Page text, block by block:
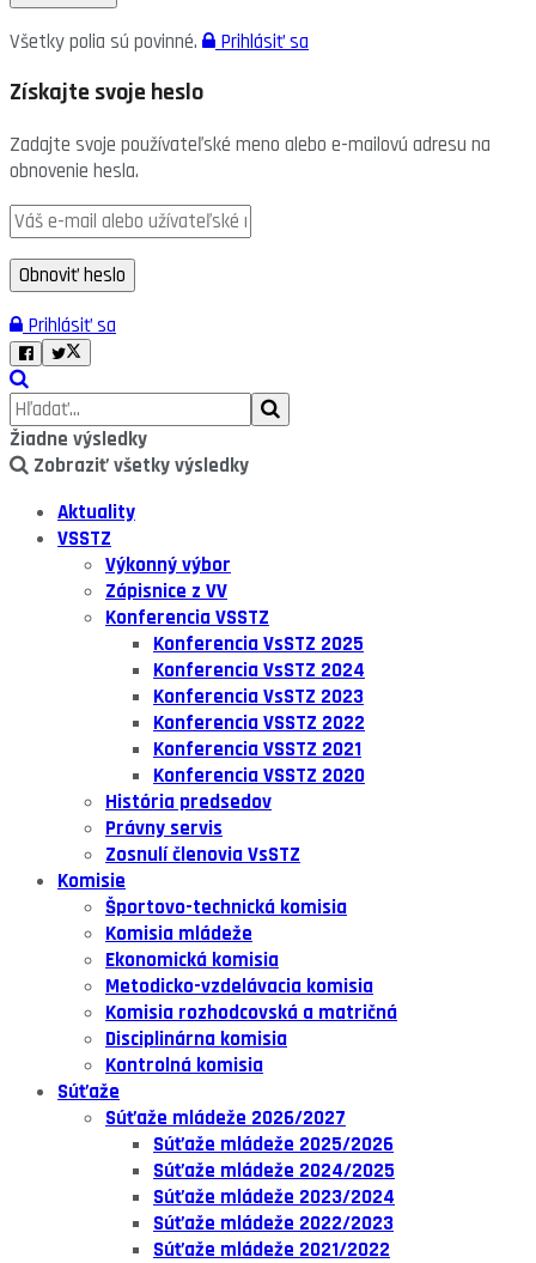
Všetky polia sú povinné. Prihlásiť sa
Získajte svoje heslo
Zadajte svoje používateľské meno alebo e-mailovú adresu na
obnovenie hesla.
Prihlásiť sa
Žiadne výsledky
Zobraziť všetky výsledky
Aktuality
VSSTZ
Výkonný výbor
Zápisnice z VV
Konferencia VSSTZ
Konferencia VsSTZ 2025
Konferencia VsSTZ 2024
Konferencia VsSTZ 2023
Konferencia VSSTZ 2022
Konferencia VSSTZ 2021
Konferencia VSSTZ 2020
História predsedov
Právny servis
Zosnulí členovia VsSTZ
Komisie
Športovo-technická komisia
Komisia mládeže
Ekonomická komisia
Metodicko-vzdelávacia komisia
Komisia rozhodcovská a matričná
Disciplinárna komisia
Kontrolná komisia
Súťaže
Súťaže mládeže 2026/2027
Súťaže mládeže 2025/2026
Súťaže mládeže 2024/2025
Súťaže mládeže 2023/2024
Súťaže mládeže 2022/2023
Súťaže mládeže 2021/2022